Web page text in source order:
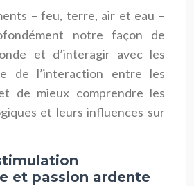
– feu, terre, air et eau –
notre façon de
et d’interagir avec les
de l’interaction entre les
de mieux comprendre les
et leurs influences sur
et passion ardente